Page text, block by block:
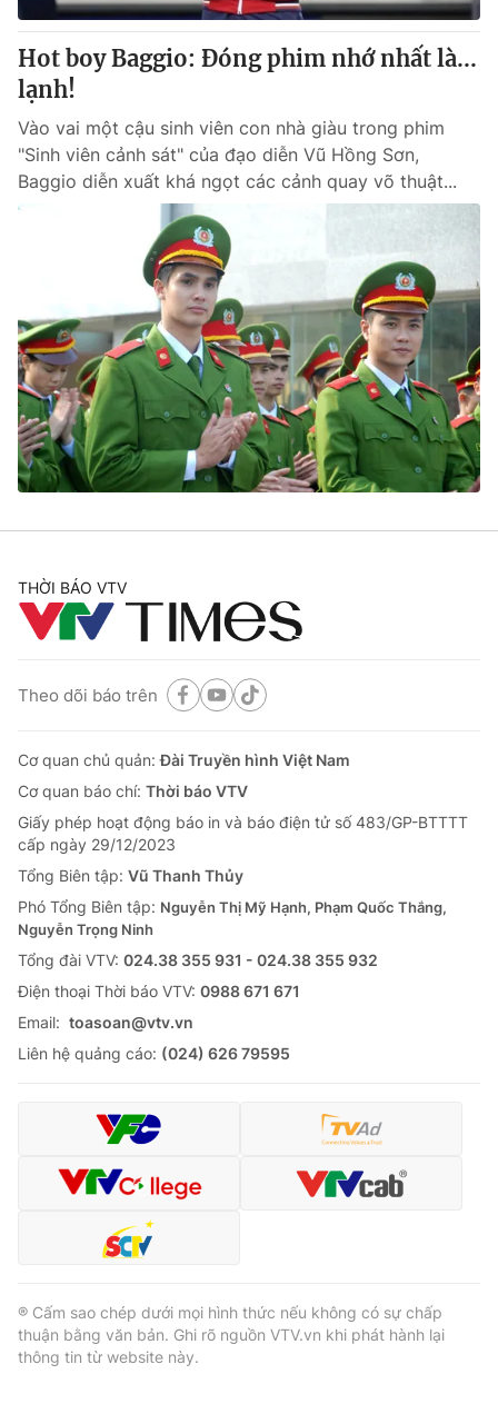
cấp ngày 29/12/2023
Phó Tổng Biên tập:Nguyễn Thị Mỹ Hạnh, Phạm Quốc Thắng,
Nguyễn Trọng Ninh
Tổng đài VTV: 024.38 355 931 - 024.38 355 932
Ðiện thoại Thời báo VTV:024.66 897 897
Email:toasoan@vtv.vn
024-7300.7108
® Cấm sao chép dưới mọi hình thức nếu không có sự chấp
thông tin từ website này.
Hot boy Baggio: Đóng phim nhớ nhất là...
lạnh!
Vào vai một cậu sinh viên con nhà giàu trong phim
"Sinh viên cảnh sát" của đạo diễn Vũ Hồng Sơn,
Baggio diễn xuất khá ngọt các cảnh quay võ thuật...
THỜI BÁO VTV
Theo dõi báo trên
Cơ quan chủ quản:Đài Truyền hình Việt Nam
Cơ quan báo chí: Thời báo VTV
Giấy phép hoạt động báo in và báo điện tử số 483/GP-BTTTT
cấp ngày 29/12/2023
Tổng Biên tập: Vũ Thanh Thủy
Phó Tổng Biên tập: Nguyễn Thị Mỹ Hạnh, Phạm Quốc Thắng,
Nguyễn Trọng Ninh
Tổng đài VTV: 024.38 355 931 - 024.38 355 932
Ðiện thoại Thời báo VTV: 0988 671 671
Email: toasoan@vtv.vn
Liên hệ quảng cáo: (024) 626 79595
® Cấm sao chép dưới mọi hình thức nếu không có sự chấp
thuận bằng văn bản. Ghi rõ nguồn VTV.vn khi phát hành lại
thông tin từ website này.